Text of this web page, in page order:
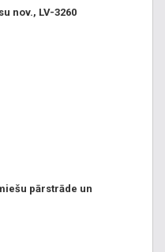
nov., LV-3260
pārstrāde un